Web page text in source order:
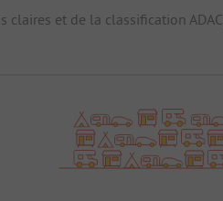
et de la classification